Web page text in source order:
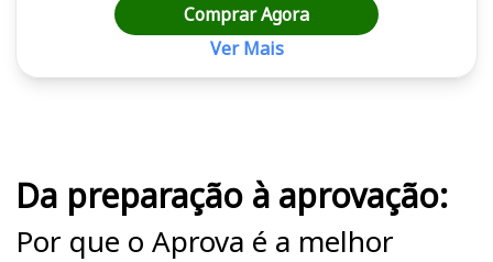
Comprar Agora
Ver Mais
Da preparação à aprovação:
Por que o Aprova é a melhor